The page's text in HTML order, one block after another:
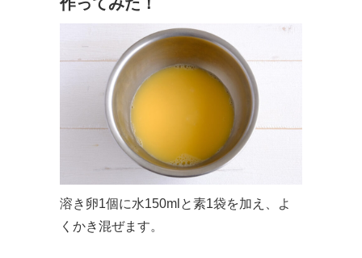
溶き卵1個に水150mlと素1袋を加え、よ
くかき混ぜます。